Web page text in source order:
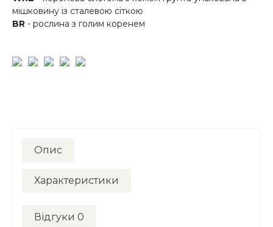
мішковину із сталевою сіткою
BR - рослина з голим коренем
Опис
Характеристики
Відгуки 0